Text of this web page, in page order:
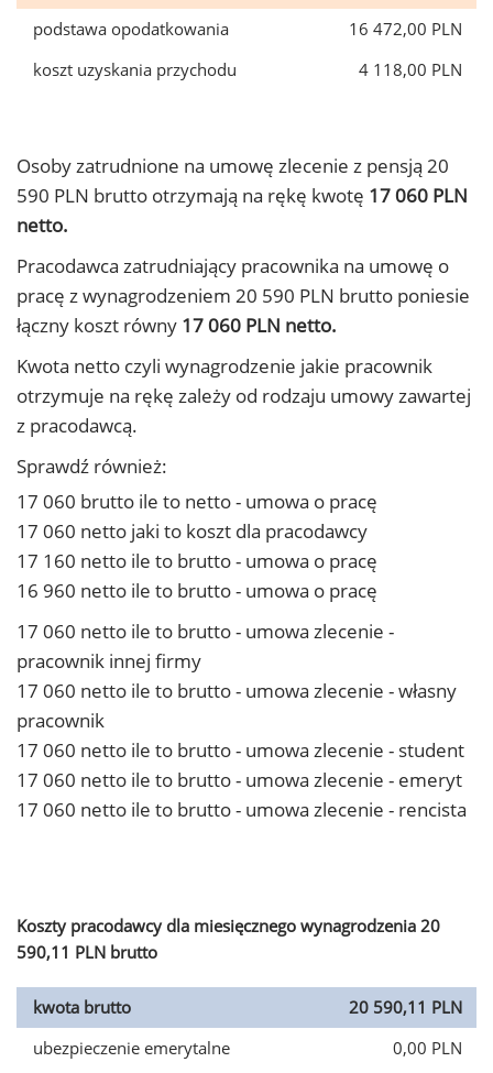
podstawa opodatkowania
16 472,00 PLN
koszt uzyskania przychodu
4 118,00 PLN
Osoby zatrudnione na umowę zlecenie z pensją 20
590 PLN brutto otrzymają na rękę kwotę 17 060 PLN
netto.
Pracodawca zatrudniający pracownika na umowę o
pracę z wynagrodzeniem 20 590 PLN brutto poniesie
łączny koszt równy 17 060 PLN netto.
Kwota netto czyli wynagrodzenie jakie pracownik
otrzymuje na rękę zależy od rodzaju umowy zawartej
z pracodawcą.
Sprawdź również:
17 060 brutto ile to netto - umowa o pracę
17 060 netto jaki to koszt dla pracodawcy
17 160 netto ile to brutto - umowa o pracę
16 960 netto ile to brutto - umowa o pracę
17 060 netto ile to brutto - umowa zlecenie -
pracownik innej firmy
17 060 netto ile to brutto - umowa zlecenie - własny
pracownik
17 060 netto ile to brutto - umowa zlecenie - student
17 060 netto ile to brutto - umowa zlecenie - emeryt
17 060 netto ile to brutto - umowa zlecenie - rencista
Koszty pracodawcy dla miesięcznego wynagrodzenia 20
590,11 PLN brutto
kwota brutto
20 590,11 PLN
ubezpieczenie emerytalne
0,00 PLN